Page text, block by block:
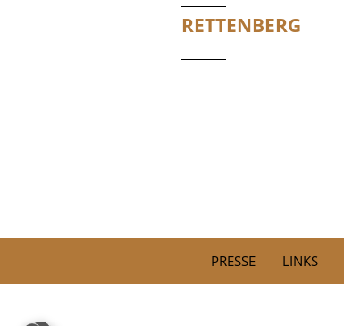
RETTENBERG
PRESSE LINKS